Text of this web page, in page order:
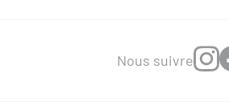
Nous suivre